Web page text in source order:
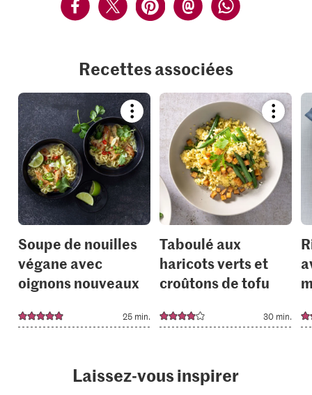
Recettes associées
Bookmark
recipe
or
add
it
to
collections.
Soupe de nouilles
végane avec
oignons nouveaux
25 min.
recipe
or
add
to
your
Taboulé aux
haricots verts et
croûtons de tofu
30 min.
Laissez-vous inspirer